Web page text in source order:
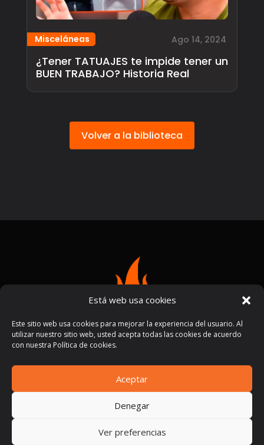
Está web usa cookies
Este sitio web usa cookies para mejorar la experiencia del usuario. Al
utilizar nuestro sitio web, usted acepta todas las cookies de acuerdo
con nuestra Política de cookies.
Aceptar
Denegar
Ver preferencias
Misceláneas Ago 14, 2024
¿Tener TATUAJES te impide tener un
BUEN TRABAJO? Historia Real
Volver a la biblioteca
Términos y condiciones|Políticas de privacidad